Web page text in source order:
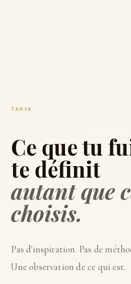
TARYK
Ce que tu
te définit
autant que
choisis.
Pas d'inspiration. Pas de
Une observation de ce qui est.